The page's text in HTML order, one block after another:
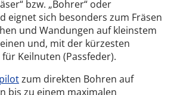
bzw. „Bohrer“ oder
eignet sich besonders zum Fräsen
und Wandungen auf kleinstem
und, mit der kürzesten
Keilnuten (Passfeder).
zum direkten Bohren auf
bis zu einem maximalen